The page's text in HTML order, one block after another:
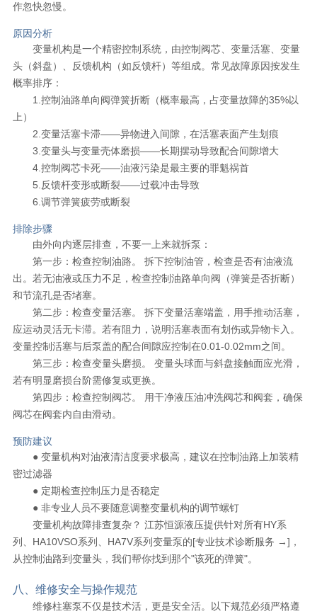
作忽快忽慢。
原因分析
变量机构是一个精密控制系统，由控制阀芯、变量活塞、变量
头（斜盘）、反馈机构（如反馈杆）等组成。常见故障原因按发生
概率排序：
1.控制油路单向阀弹簧折断（概率最高，占变量故障的35%以
上）
2.变量活塞卡滞——异物进入间隙，在活塞表面产生划痕
3.变量头与变量壳体磨损——长期摆动导致配合间隙增大
4.控制阀芯卡死——油液污染是最主要的罪魁祸首
5.反馈杆变形或断裂——过载冲击导致
6.调节弹簧疲劳或断裂
排除步骤
由外向内逐层排查，不要一上来就拆泵：
第一步：检查控制油路。 拆下控制油管，检查是否有油液流
出。若无油液或压力不足，检查控制油路单向阀（弹簧是否折断）
和节流孔是否堵塞。
第二步：检查变量活塞。 拆下变量活塞端盖，用手推动活塞，
应运动灵活无卡滞。若有阻力，说明活塞表面有划伤或异物卡入。
变量控制活塞与后泵盖的配合间隙应控制在0.01-0.02mm之间。
第三步：检查变量头磨损。 变量头球面与斜盘接触面应光滑，
若有明显磨损台阶需修复或更换。
第四步：检查控制阀芯。 用干净液压油冲洗阀芯和阀套，确保
阀芯在阀套内自由滑动。
预防建议
● 变量机构对油液清洁度要求极高，建议在控制油路上加装精
密过滤器
● 定期检查控制压力是否稳定
● 非专业人员不要随意调整变量机构的调节螺钉
变量机构故障排查复杂？ 江苏恒源液压提供针对所有HY系
列、HA10VSO系列、HA7V系列变量泵的[专业技术诊断服务 →]，
从控制油路到变量头，我们帮你找到那个"该死的弹簧"。
八、维修安全与操作规范
维修柱塞泵不仅是技术活，更是安全活。以下规范必须严格遵